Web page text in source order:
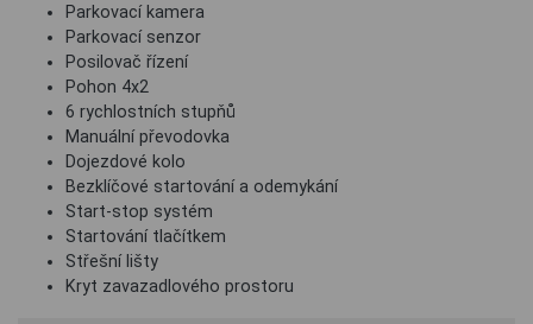
Parkovací kamera
Parkovací senzor
Posilovač řízení
Pohon 4x2
6 rychlostních stupňů
Manuální převodovka
Dojezdové kolo
Bezklíčové startování a odemykání
Start-stop systém
Startování tlačítkem
Střešní lišty
Kryt zavazadlového prostoru